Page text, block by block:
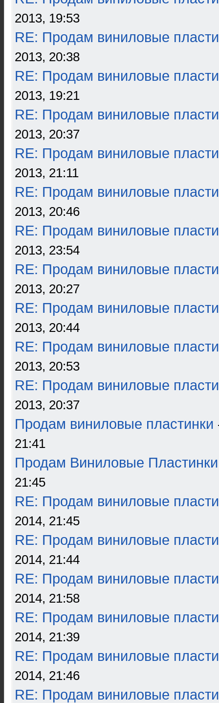
2013, 19:53
RE: Продам виниловые
2013, 20:38
RE: Продам виниловые
2013, 19:21
RE: Продам виниловые
2013, 20:37
RE: Продам виниловые
2013, 21:11
RE: Продам виниловые
2013, 20:46
RE: Продам виниловые
2013, 23:54
RE: Продам виниловые
2013, 20:27
RE: Продам виниловые
2013, 20:44
RE: Продам виниловые
2013, 20:53
RE: Продам виниловые
2013, 20:37
Продам виниловые пластинки
21:41
Продам Виниловые Пластинки
21:45
RE: Продам виниловые
2014, 21:45
RE: Продам виниловые
2014, 21:44
RE: Продам виниловые
2014, 21:58
RE: Продам виниловые
2014, 21:39
RE: Продам виниловые
2014, 21:46
RE: Продам виниловые